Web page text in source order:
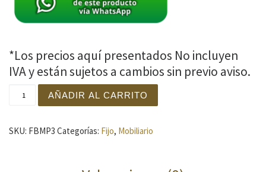
*Los precios aquí presentados No incluyen
IVA y están sujetos a cambios sin previo aviso.
Camilla Fija P3 cantidad
AÑADIR AL CARRITO
SKU: FBMP3 Categorías: Fijo, Mobiliario